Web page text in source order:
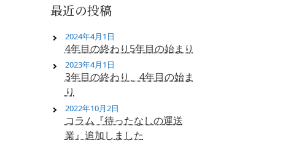
最近の投稿
4年目の終わり5年目の始まり
2024年4月1日
3年目の終わり、4年目の始ま
り
2023年4月1日
コラム『待ったなしの運送
業』追加しました
2022年10月2日